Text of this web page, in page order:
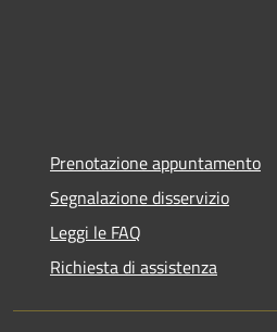
Prenotazione appuntamento
Segnalazione disservizio
Leggi le FAQ
Richiesta di assistenza